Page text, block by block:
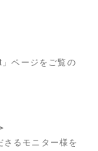
ページをご覧の
るモニター様を